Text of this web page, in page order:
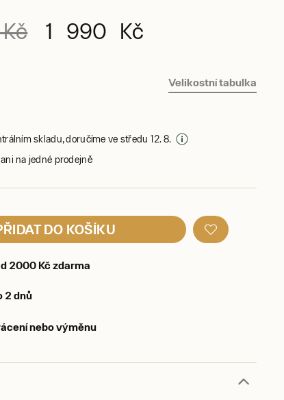
1 990 Kč
Velikostní tabulka
skladu, doručíme ve středu 12. 8.
na jedné prodejně
DO KOŠÍKU
2000 Kč zdarma
2 dnů
nebo výměnu